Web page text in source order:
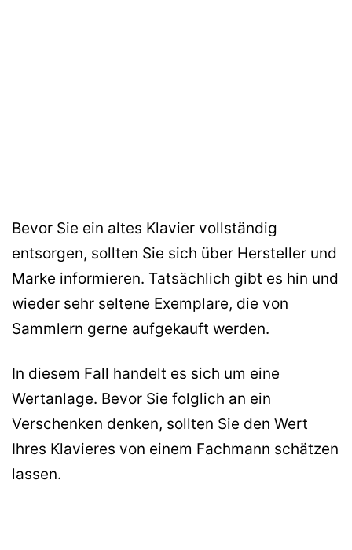
Bevor Sie ein altes Klavier vollständig
entsorgen, sollten Sie sich über Hersteller und
Marke informieren. Tatsächlich gibt es hin und
wieder sehr seltene Exemplare, die von
Sammlern gerne aufgekauft werden.
In diesem Fall handelt es sich um eine
Wertanlage. Bevor Sie folglich an ein
Verschenken denken, sollten Sie den Wert
Ihres Klavieres von einem Fachmann schätzen
lassen.